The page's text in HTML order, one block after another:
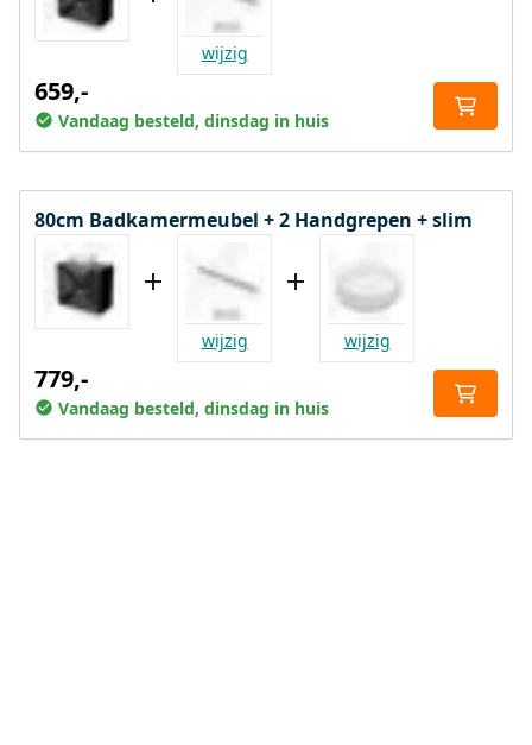
wijzig
659,-
Vandaag besteld, dinsdag in huis
80cm Badkamermeubel + 2 Handgrepen + slim
wijzig wijzig
779,-
Vandaag besteld, dinsdag in huis